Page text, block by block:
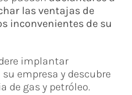
las ventajas de
inconvenientes de su
implantar
empresa y descubre
de gas y petróleo.